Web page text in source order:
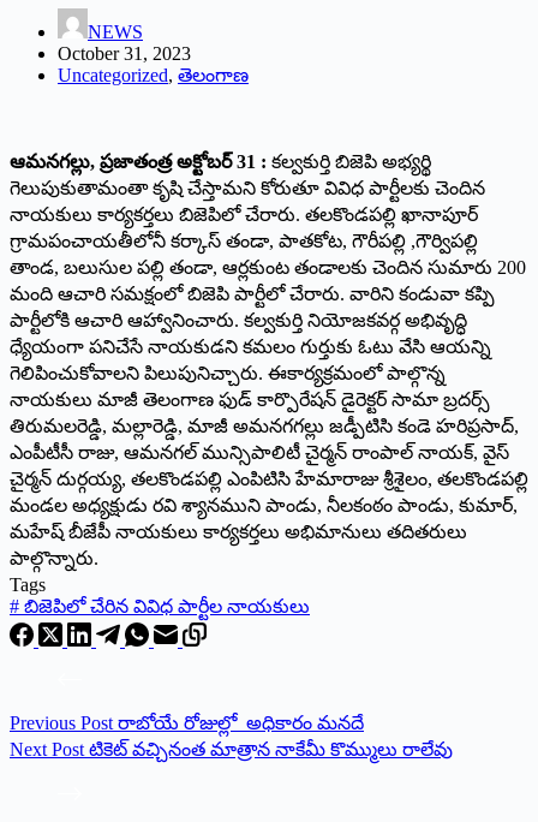
NEWS
October 31, 2023
Uncategorized, తెలంగాణ
ఆమనగల్లు, ప్రజాతంత్ర అక్టోబర్ 31 : కల్వకుర్తి బిజెపి అభ్యర్థి
గెలుపుకుతామంతా కృషి చేస్తామని కోరుతూ వివిధ పార్టీలకు చెందిన
నాయకులు కార్యకర్తలు బిజెపిలో చేరారు. తలకొండపల్లి ఖానాపూర్
గ్రామపంచాయతీలోనీ కర్కాస్ తండా, పాతకోట, గౌరీపల్లి ,గౌర్విపల్లి
తాండ, బలుసుల పల్లి తండా, ఆర్లకుంట తండాలకు చెందిన సుమారు 200
మంది ఆచారి సమక్షంలో బిజెపి పార్టీలో చేరారు. వారిని కండువా కప్పి
పార్టీలోకి ఆచారి ఆహ్వానించారు. కల్వకుర్తి నియోజకవర్గ అభివృద్ధి
ధ్యేయంగా పనిచేసే నాయకుడని కమలం గుర్తుకు ఓటు వేసి ఆయన్ని
గెలిపించుకోవాలని పిలుపునిచ్చారు. ఈకార్యక్రమంలో పాల్గొన్న
నాయకులు మాజీ తెలంగాణ ఫుడ్ కార్పొరేషన్ డైరెక్టర్ సామా బ్రదర్స్
తిరుమలరెడ్డి, మల్లారెడ్డి, మాజీ అమనగగల్లు జడ్పీటిసి కండె హరిప్రసాద్,
ఎంపీటీసీ రాజు, ఆమనగల్ మున్సిపాలిటీ చైర్మన్ రాంపాల్ నాయక్, వైస్
చైర్మన్ దుర్గయ్య, తలకొండపల్లి ఎంపిటిసి హేమారాజు శ్రీశైలం, తలకొండపల్లి
మండల అధ్యక్షుడు రవి శ్యానముని పాండు, నీలకంఠం పాండు, కుమార్,
మహేష్ బీజేపీ నాయకులు కార్యకర్తలు అభిమానులు తదితరులు
పాల్గొన్నారు.
Tags
# బిజెపిలో చేరిన వివిధ పార్టీల నాయకులు
Previous Post రాబోయే రోజుల్లో అధికారం మనదే
Next Post టికెట్ వచ్చినంత మాత్రాన నాకేమీ కొమ్ములు రాలేవు